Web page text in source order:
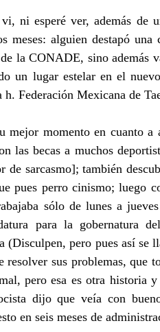
ni esperé ver, además de
meses: alguien destapó
la CONADE, sino además
un lugar estelar en el
h. Federación Mexicana de
mejor momento en cuanto a
las becas a muchos
de sarcasmo]; también
pues perro cinismo; luego
sólo de lunes a
para la gobernatura
(Disculpen, pero pues así se
resolver sus problemas, que
pero esa es otra historia
dijo que veía con
en seis meses de